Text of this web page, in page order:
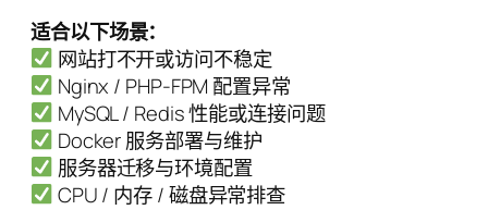
适合以下场景：
网站打不开或访问不稳定
Nginx / PHP-FPM 配置异常
MySQL / Redis 性能或连接问题
Docker 服务部署与维护
服务器迁移与环境配置
CPU / 内存 / 磁盘异常排查